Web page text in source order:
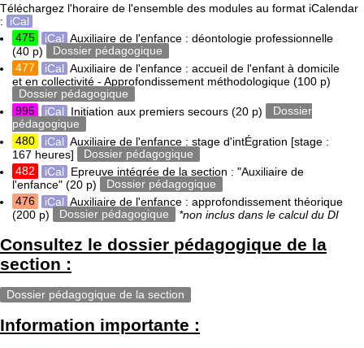
Téléchargez l'horaire de l'ensemble des modules au format iCalendar
:
iCal
475
iCal Auxiliaire de l'enfance : déontologie professionnelle
(40 p)
Dossier pédagogique
477
iCal Auxiliaire de l'enfance : accueil de l'enfant à domicile
et en collectivité - Approfondissement méthodologique (100 p)
Dossier pédagogique
995
iCal Initiation aux premiers secours(20 p)
Dossier
pédagogique
480
iCal Auxiliaire de l'enfance : stage d'intÉgration [stage :
167 heures]
Dossier pédagogique
482
iCal
Epreuve intégrée de la section : "Auxiliaire de
l'enfance" (20 p)
Dossier pédagogique
476
iCal Auxiliaire de l'enfance : approfondissement théorique
(200 p)
Dossier pédagogique *non inclus dans le calcul du DI
Consultez le dossier pédagogique de la
section :
Dossier pédagogique de la section
Information importante :